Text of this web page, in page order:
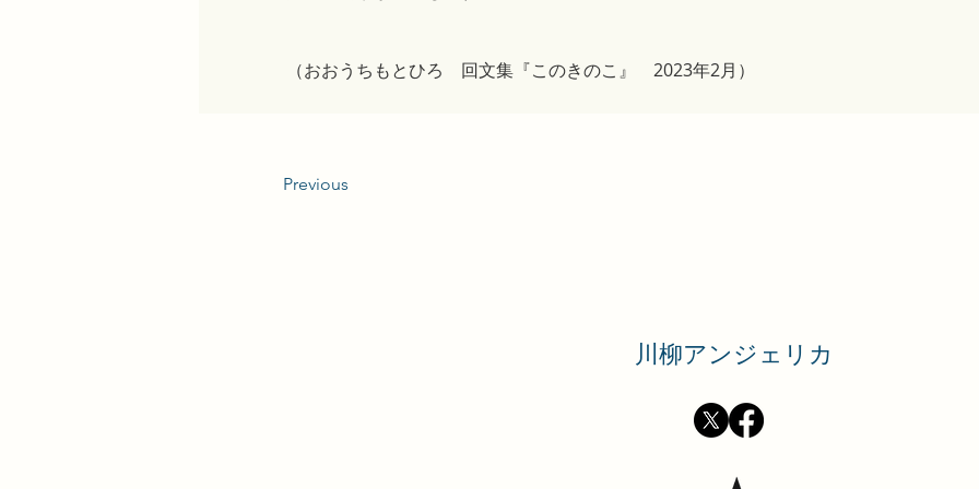
（おおうちもとひろ　回文集『このきのこ』　2023年2月）
Previous
​川柳アンジェリカ